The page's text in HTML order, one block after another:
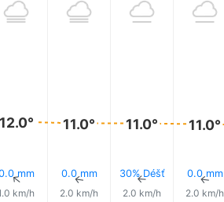
12.0°
mm
↑
km/h
11.0°
0.0 mm
↑
2.0 km/h
11.0°
30% Déšť
↑
2.0 km/h
11.0°
0.0 mm
↑
2.0 km/h